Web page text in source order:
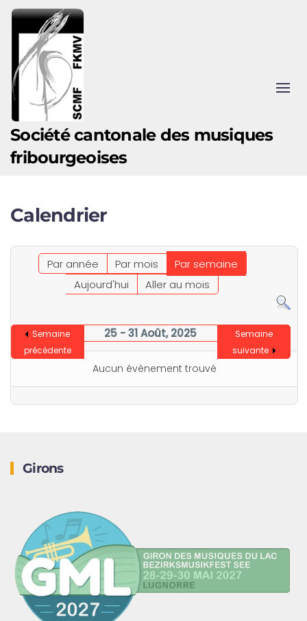
Accéder au contenu principal
Société cantonale des musiques
fribourgeoises
Calendrier
Par année Par mois
Par semaine
Aujourd'hui
Aller au mois
Semaine
précédente
25 - 31 Août, 2025
Semaine
suivante
Aucun évènement trouvé
Girons